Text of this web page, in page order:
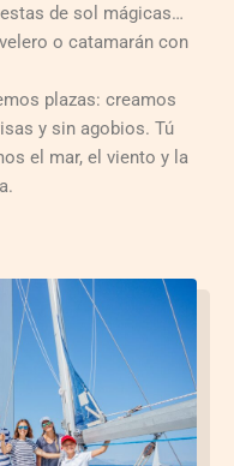
de sol mágicas…
o catamarán con
plazas: creamos
y sin agobios. Tú
el mar, el viento y la